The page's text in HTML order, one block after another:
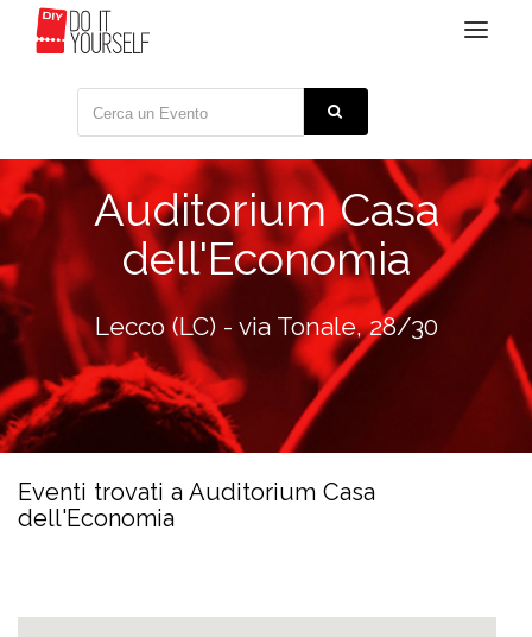
Toggle
Auditorium Casa
dell'Economia
Lecco (LC) - via Tonale, 28/30
Eventi trovati a Auditorium Casa
dell'Economia